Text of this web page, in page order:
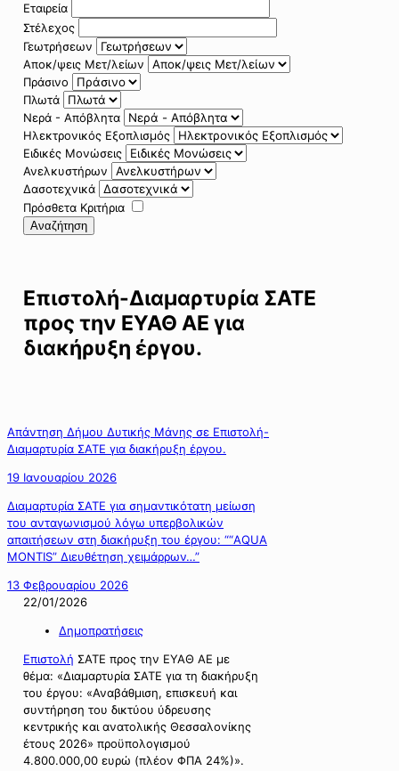
Εταιρεία
Στέλεχος
Γεωτρήσεων
Αποκ/ψεις Μετ/λείων
Πράσινο
Πλωτά
Νερά - Απόβλητα
Ηλεκτρονικός Εξοπλισμός
Ειδικές Μονώσεις
Ανελκυστήρων
Δασοτεχνικά
Πρόσθετα Κριτήρια
Αναζήτηση
Επιστολή-Διαμαρτυρία ΣΑΤΕ
προς την ΕΥΑΘ ΑΕ για
διακήρυξη έργου.
Απάντηση Δήμου Δυτικής Μάνης σε Επιστολή-
Διαμαρτυρία ΣΑΤΕ για διακήρυξη έργου.
19 Ιανουαρίου 2026
Διαμαρτυρία ΣΑΤΕ για σημαντικότατη μείωση
του ανταγωνισμού λόγω υπερβολικών
απαιτήσεων στη διακήρυξη του έργου: ““AQUA
MONTIS” Διευθέτηση χειμάρρων…”
13 Φεβρουαρίου 2026
22/01/2026
Δημοπρατήσεις
Επιστολή ΣΑΤΕ προς την ΕΥΑΘ ΑΕ με
θέμα: «Διαμαρτυρία ΣΑΤΕ για τη διακήρυξη
του έργου: «Αναβάθμιση, επισκευή και
συντήρηση του δικτύου ύδρευσης
κεντρικής και ανατολικής Θεσσαλονίκης
έτους 2026» προϋπολογισμού
4.800.000,00 ευρώ (πλέον ΦΠΑ 24%)».